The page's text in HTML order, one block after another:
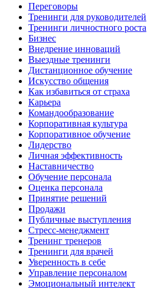
Переговоры
Тренинги для руководителей
Тренинги личностного роста
Бизнес
Внедрение инноваций
Выездные тренинги
Дистанционное обучение
Искусство общения
Как избавиться от страха
Карьера
Командообразование
Корпоративная культура
Корпоративное обучение
Лидерство
Личная эффективность
Наставничество
Обучение персонала
Оценка персонала
Принятие решений
Продажи
Публичные выступления
Стресс-менеджмент
Тренинг тренеров
Тренинги для врачей
Уверенность в себе
Управление персоналом
Эмоциональный интелект